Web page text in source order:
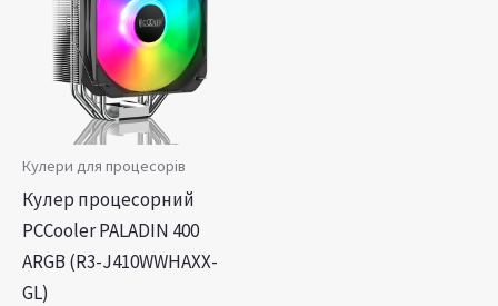
Кулери для процесорів
Кулер процесорний
PCCooler PALADIN 400
ARGB (R3-J410WWHAXX-
GL)